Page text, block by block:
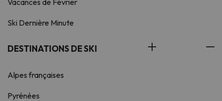
Ski Dernière Minute
DESTINATIONS DE SKI
Alpes françaises
Pyrénées